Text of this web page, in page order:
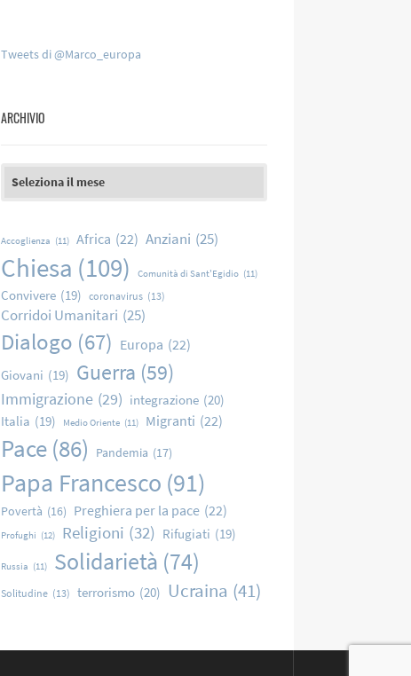
Tweets di @Marco_europa
ARCHIVIO
Accoglienza (11) Africa (22) Anziani (25)
Chiesa (109) Comunità di Sant'Egidio (11)
Convivere (19) coronavirus (13)
Corridoi Umanitari (25)
Dialogo (67) Europa (22)
Giovani (19) Guerra (59)
Immigrazione (29) integrazione (20)
Italia (19) Medio Oriente (11) Migranti (22)
Pace (86) Pandemia (17)
Papa Francesco (91)
Povertà (16) Preghiera per la pace (22)
Profughi (12) Religioni (32) Rifugiati (19)
Russia (11) Solidarietà (74)
Solitudine (13) terrorismo (20) Ucraina (41)